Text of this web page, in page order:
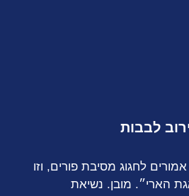
לבבות
ה 7/3/26 היינו אמורים לחגוג מסיבת פורים, וזו
הארי״. מובן. נשיאת